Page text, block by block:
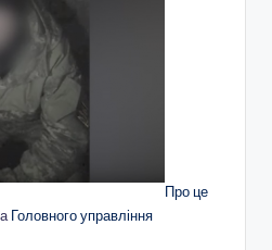
Про це
Головного управління